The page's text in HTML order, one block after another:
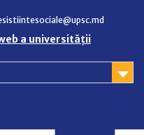
a universității